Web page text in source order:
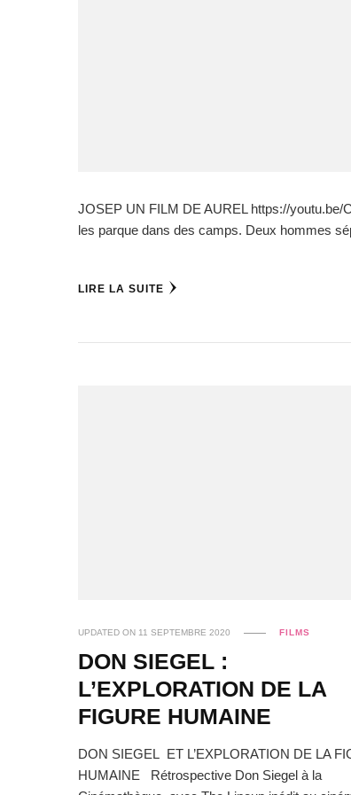
JOSEP UN FILM DE AUREL https://youtu.be/
les parque dans des camps. Deux hommes
LIRE LA SUITE
UPDATED ON 11 SEPTEMBRE 2020 FILMS
DON SIEGEL :
L’EXPLORATION DE LA
FIGURE HUMAINE
DON SIEGEL ET L’EXPLORATION DE LA
HUMAINE Rétrospective Don Siegel à la